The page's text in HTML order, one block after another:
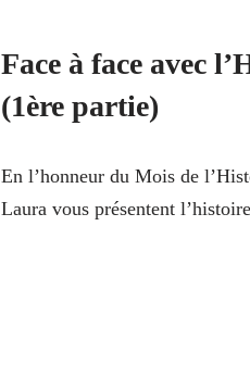
Face à face avec
(1ère partie)
En l’honneur du Mois de
Laura vous présentent